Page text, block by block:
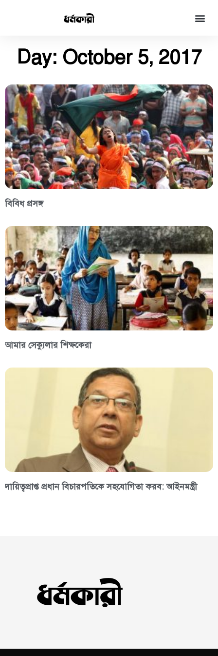
Day: October 5, 2017
বিবিধ প্রসঙ্গ
আমার সেক্যুলার শিক্ষকেরা
দায়িত্বপ্রাপ্ত প্রধান বিচারপতিকে সহযোগিতা করব: আইনমন্ত্রী